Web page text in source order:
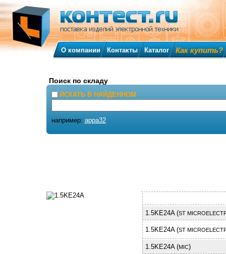
1.5KE24A (ST
1.5KE24A (ST
1.5KE24A (MIC)
О компании Контакты Каталог Как купить?
Поиск по складу
ИСКАТЬ В НАЙДЕННОМ
например: appa32